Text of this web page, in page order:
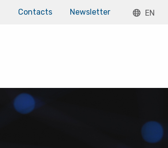
Contacts Newsletter EN